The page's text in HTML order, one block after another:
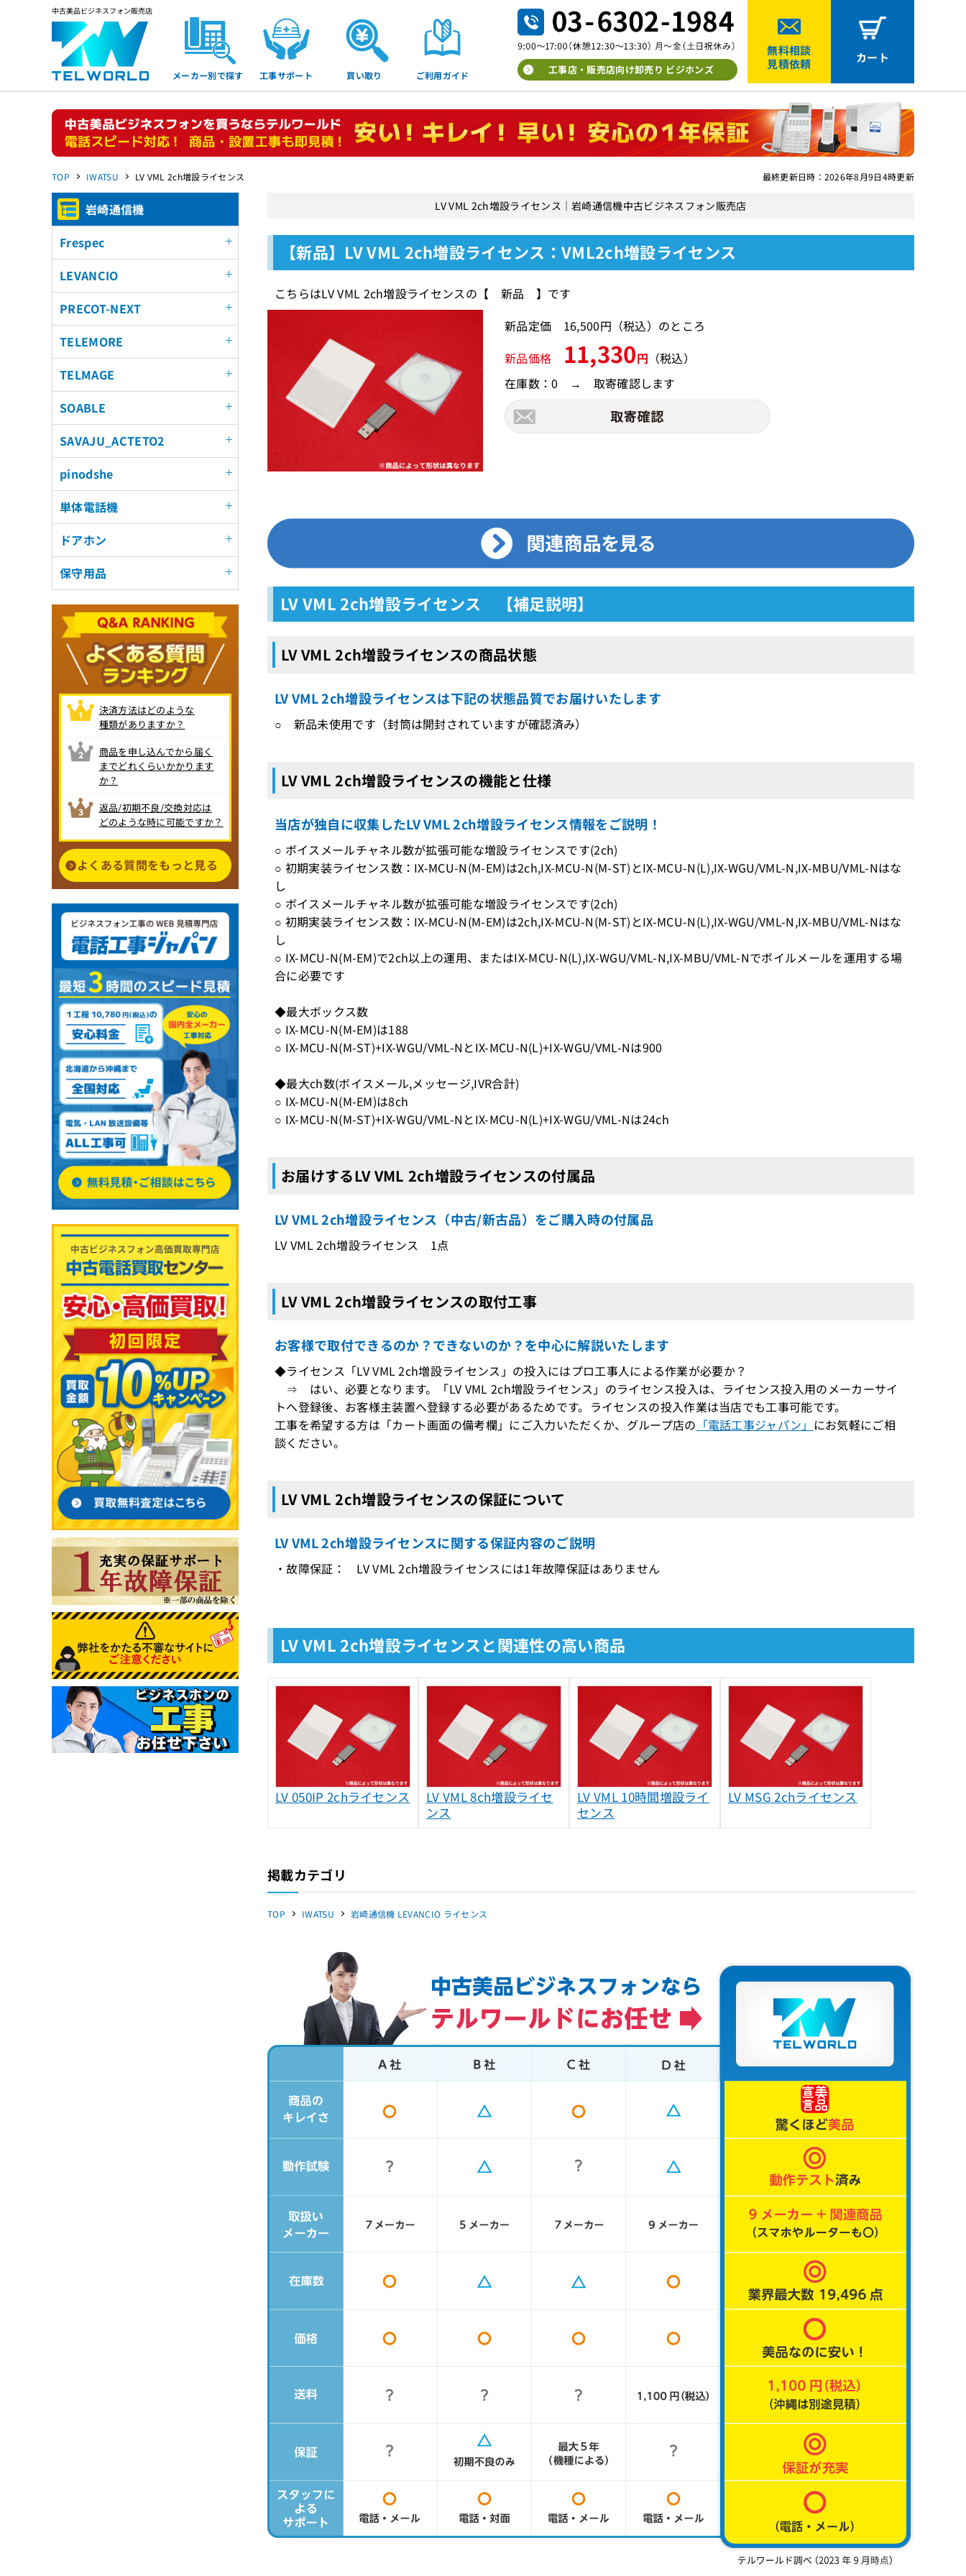
中古美品ビジネスフォン販売店
メーカー別で探す 工事サポート 買い取り ご利用ガイド 工事店・販売店向け卸売り ビジホンズ
無料相談
見積依頼
カート
最終更新日時：2026年8月9日4時更新
TOP IWATSU LV VML 2ch増設ライセンス
LV VML 2ch増設ライセンス｜岩崎通信機中古ビジネスフォン販売店
【新品】LV VML 2ch増設ライセンス：VML2ch増設ライセンス
こちらはLV VML 2ch増設ライセンスの【 新品 】です
新品定価 16,500円（税込）のところ
新品価格 11,330円 （税込）
在庫数：0 → 取寄確認します
LV VML 2ch増設ライセンス 【補足説明】
LV VML 2ch増設ライセンスの商品状態
LV VML 2ch増設ライセンスは下記の状態品質でお届けいたします
○ 新品未使用です（封筒は開封されていますが確認済み）
LV VML 2ch増設ライセンスの機能と仕様
当店が独自に収集したLV VML 2ch増設ライセンス情報をご説明！
○ ボイスメールチャネル数が拡張可能な増設ライセンスです(2ch)
○ 初期実装ライセンス数：IX-MCU-N(M-EM)は2ch,IX-MCU-N(M-ST)とIX-MCU-N(L),IX-WGU/VML-N,IX-MBU/VML-Nはな
し
○ ボイスメールチャネル数が拡張可能な増設ライセンスです(2ch)
○ 初期実装ライセンス数：IX-MCU-N(M-EM)は2ch,IX-MCU-N(M-ST)とIX-MCU-N(L),IX-WGU/VML-N,IX-MBU/VML-Nはな
し
○ IX-MCU-N(M-EM)で2ch以上の運用、またはIX-MCU-N(L),IX-WGU/VML-N,IX-MBU/VML-Nでボイルメールを運用する場
合に必要です
◆最大ボックス数
○ IX-MCU-N(M-EM)は188
○ IX-MCU-N(M-ST)+IX-WGU/VML-NとIX-MCU-N(L)+IX-WGU/VML-Nは900
◆最大ch数(ボイスメール,メッセージ,IVR合計)
○ IX-MCU-N(M-EM)は8ch
○ IX-MCU-N(M-ST)+IX-WGU/VML-NとIX-MCU-N(L)+IX-WGU/VML-Nは24ch
お届けするLV VML 2ch増設ライセンスの付属品
LV VML 2ch増設ライセンス（中古/新古品）をご購入時の付属品
LV VML 2ch増設ライセンス 1点
LV VML 2ch増設ライセンスの取付工事
お客様で取付できるのか？できないのか？を中心に解説いたします
◆ライセンス「LV VML 2ch増設ライセンス」の投入にはプロ工事人による作業が必要か？
⇒ はい、必要となります。「LV VML 2ch増設ライセンス」のライセンス投入は、ライセンス投入用のメーカーサイ
トへ登録後、お客様主装置へ登録する必要があるためです。ライセンスの投入作業は当店でも工事可能です。
工事を希望する方は「カート画面の備考欄」にご入力いただくか、グループ店の 「電話工事ジャパン」 にお気軽にご相
談ください。
LV VML 2ch増設ライセンスの保証について
LV VML 2ch増設ライセンスに関する保証内容のご説明
・故障保証： LV VML 2ch増設ライセンスには1年故障保証はありません
LV VML 2ch増設ライセンスと関連性の高い商品
LV 050IP 2chライセンス
LV VML 8ch増設ライセ
ンス
LV VML 10時間増設ライ
センス
LV MSG 2chライセンス
掲載カテゴリ
TOP IWATSU 岩崎通信機 LEVANCIO ライセンス
岩崎通信機
Frespec
LEVANCIO
PRECOT-NEXT
TELEMORE
TELMAGE
SOABLE
SAVAJU_ACTETO2
pinodshe
単体電話機
ドアホン
保守用品
決済方法はどのような
種類がありますか？
商品を申し込んでから届く
までどれくらいかかります
か？
返品/初期不良/交換対応は
どのような時に可能ですか？
よくある質問をもっと見る